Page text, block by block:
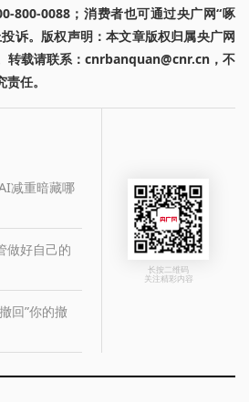
800-0088；消费者也可通过央广网“啄
诉。版权声明：本文章版权归属央广网
转载请联系：cnrbanquan@cnr.cn，不
任。
减重暗藏哪
做好自己的
回”你的撤
长按二维码
关注精彩内容